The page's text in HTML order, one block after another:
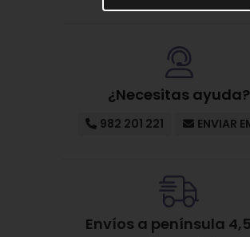
¿Necesitas ayuda?
982 201 221 ENVIAR
Envíos a península